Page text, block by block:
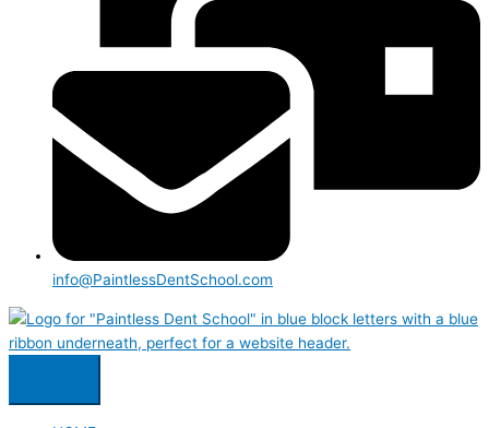
info@PaintlessDentSchool.com